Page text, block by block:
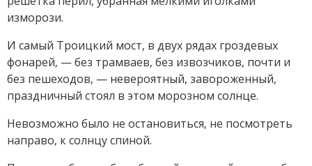
изморози.
И самый Троицкий мост, в двух рядах гроздевых
фонарей, — без трамваев, без извозчиков, почти и
без пешеходов, — невероятный, завороженный,
праздничный стоял в этом морозном солнце.
Невозможно было не остановиться, не посмотреть
направо, к солнцу спиной.